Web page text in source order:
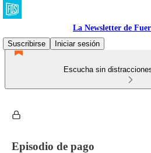
La Newsletter de
Suscribirse
Iniciar sesión
Escucha sin
Episodio de pago